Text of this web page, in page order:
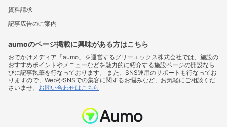
資料請求
記事広告のご案内
aumoのページ掲載に興味がある方はこちら
おでかけメディア「aumo」を運営するグリーエックス株式会社では、施設の
おすすめポイントやメニューなどを魅力的に紹介する施設ページの開設なら
びに記事執筆を行なっております。 また、SNS運用のサポートも行なってお
りますので、WebやSNSでの集客に関するお悩みなど、お気軽にご相談くだ
さいませ。 お問い合わせはこちら